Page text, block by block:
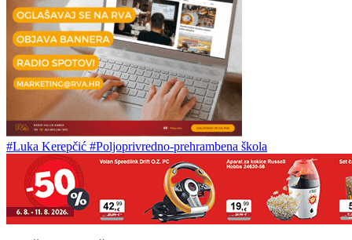
#Luka Kerepčić #Poljoprivredno-prehrambena škola